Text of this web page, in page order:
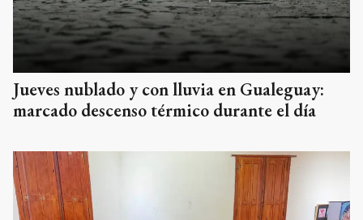
Jueves nublado y con lluvia en Gualeguay:
marcado descenso térmico durante el día